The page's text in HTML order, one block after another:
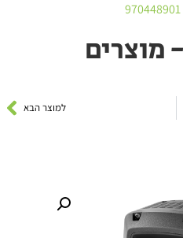
מוצרים
למוצר הבא